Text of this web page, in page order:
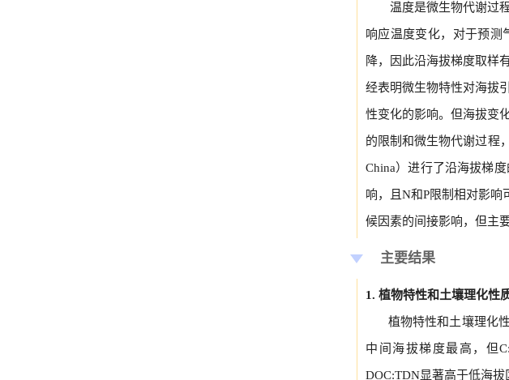
温度是微生物代谢过
响应温度变化，对于预测
降，因此沿海拔梯度取样
经表明微生物特性对海拔
性变化的影响。但海拔变
的限制和微生物代谢过程
China）进行了沿海拔梯度
响，且N和P限制相对影
候因素的间接影响，但主
主要结果
1. 植物特性和土壤理化性
植物特性和土壤理化
中间海拔梯度最高，但
DOC:TDN显著高于低海拔